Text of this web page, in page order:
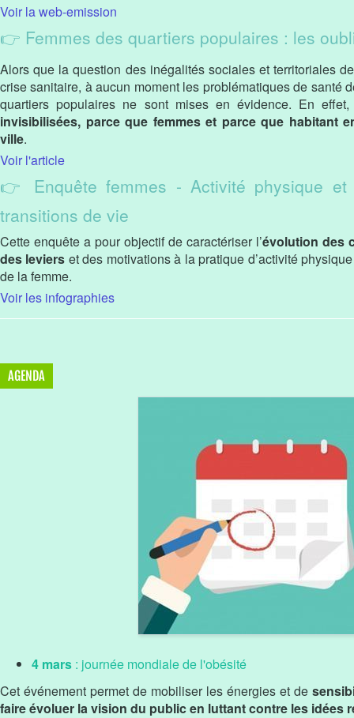
Voir la web-emission
👉 Femmes des quartiers populaires : les
Alors que la question des inégalités sociales et territoriales
crise sanitaire, à aucun moment les problématiques de santé
quartiers populaires ne sont mises en évidence. En
invisibilisées, parce que femmes et parce que habitant
ville.
Voir l'article
👉 Enquête femmes - Activité physique et
transitions de vie
Cette enquête a pour objectif de caractériser l’évolution des
des leviers et des motivations à la pratique d’activité
de la femme.
Voir les infographies
AGENDA
4 mars : journée mondiale de l'obésité
Cet événement permet de mobiliser les énergies et de
faire évoluer la vision du public en luttant contre les idées